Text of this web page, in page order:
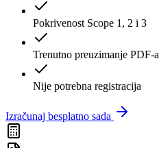
Pokrivenost Scope 1, 2 i 3
Trenutno preuzimanje PDF-a
Nije potrebna registracija
Izračunaj besplatno sada